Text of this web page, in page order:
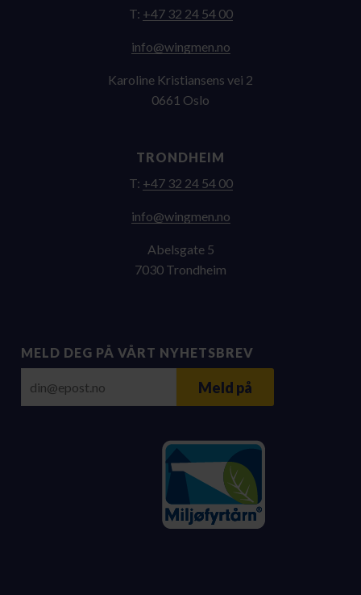
T: +47 32 24 54 00
on.nemgniw@ofni
Karoline Kristiansens vei 2
0661 Oslo
TRONDHEIM
T: +47 32 24 54 00
on.nemgniw@ofni
Abelsgate 5
7030 Trondheim
MELD DEG PÅ VÅRT NYHETSBREV